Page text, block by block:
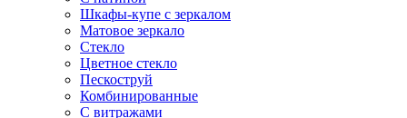
Шкафы-купе с зеркалом
Матовое зеркало
Стекло
Цветное стекло
Пескоструй
Комбинированные
С витражами